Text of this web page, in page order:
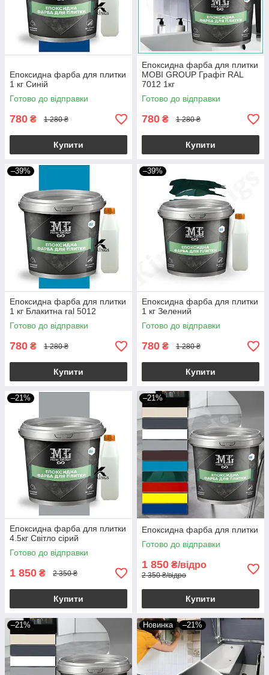
Епоксидна фарба для плитки
1 кг Синій
Готово до відправки
780 ₴ 1 280 ₴
Купити
Епоксидна фарба для плитки
MOBI GROUP Графіт RAL
7012 1кг
Готово до відправки
780 ₴ 1 280 ₴
Купити
–39%
Епоксидна фарба для плитки
1 кг Блакитна ral 5012
Готово до відправки
780 ₴ 1 280 ₴
Купити
–39%
Епоксидна фарба для плитки
1 кг Зелений
Готово до відправки
780 ₴ 1 280 ₴
Купити
–21%
Епоксидна фарба для плитки
4.5кг Світло сірий
Готово до відправки
1 850 ₴ 2 350 ₴
Купити
–21%
Епоксидна фарба для плитки
Готово до відправки
1 850 ₴/відро
2 350 ₴/відро
Купити
–21% Новинка –21%